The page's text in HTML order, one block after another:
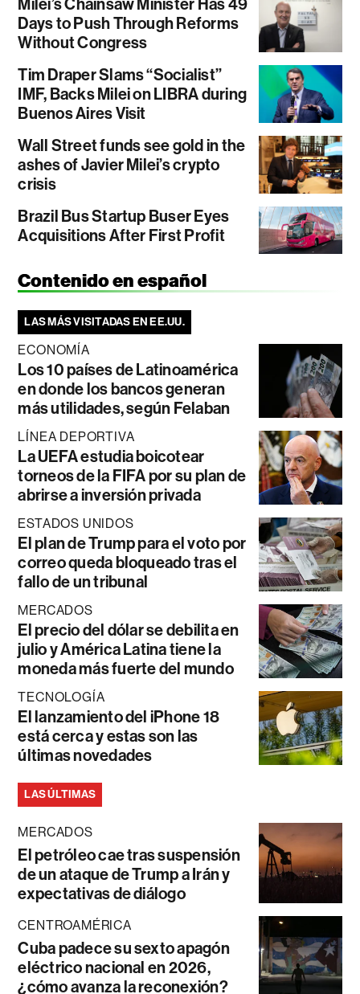
Milei’s Chainsaw Minister Has 49
Days to Push Through Reforms
Without Congress
Tim Draper Slams “Socialist”
IMF, Backs Milei on LIBRA during
Buenos Aires Visit
Wall Street funds see gold in the
ashes of Javier Milei’s crypto
crisis
Brazil Bus Startup Buser Eyes
Acquisitions After First Profit
Contenido en español
LAS MÁS VISITADAS EN EE.UU.
ECONOMÍA
Los 10 países de Latinoamérica
en donde los bancos generan
más utilidades, según Felaban
LÍNEA DEPORTIVA
La UEFA estudia boicotear
torneos de la FIFA por su plan de
abrirse a inversión privada
ESTADOS UNIDOS
El plan de Trump para el voto por
correo queda bloqueado tras el
fallo de un tribunal
MERCADOS
El precio del dólar se debilita en
julio y América Latina tiene la
moneda más fuerte del mundo
TECNOLOGÍA
El lanzamiento del iPhone 18
está cerca y estas son las
últimas novedades
LAS ÚLTIMAS
MERCADOS
El petróleo cae tras suspensión
de un ataque de Trump a Irán y
expectativas de diálogo
CENTROAMÉRICA
Cuba padece su sexto apagón
eléctrico nacional en 2026,
¿cómo avanza la reconexión?